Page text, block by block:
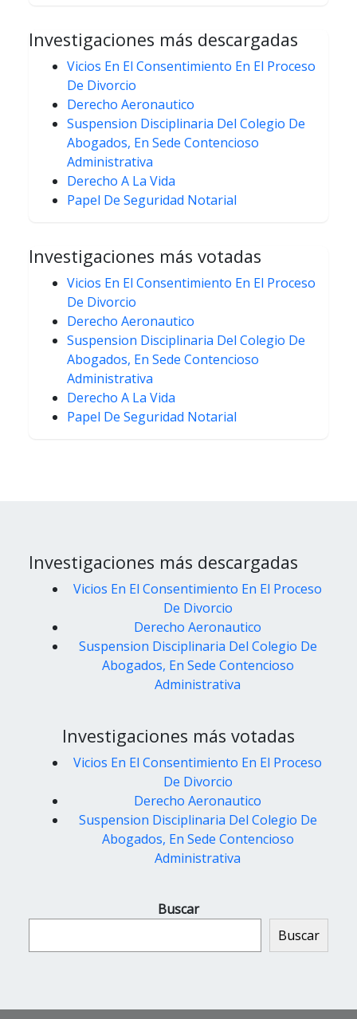
Investigaciones más descargadas
Vicios En El Consentimiento En El Proceso
De Divorcio
Derecho Aeronautico
Suspension Disciplinaria Del Colegio De
Abogados, En Sede Contencioso
Administrativa
Derecho A La Vida
Papel De Seguridad Notarial
Investigaciones más votadas
Vicios En El Consentimiento En El Proceso
De Divorcio
Derecho Aeronautico
Suspension Disciplinaria Del Colegio De
Abogados, En Sede Contencioso
Administrativa
Derecho A La Vida
Papel De Seguridad Notarial
Investigaciones más descargadas
Vicios En El Consentimiento En El Proceso
De Divorcio
Derecho Aeronautico
Suspension Disciplinaria Del Colegio De
Abogados, En Sede Contencioso
Administrativa
Investigaciones más votadas
Vicios En El Consentimiento En El Proceso
De Divorcio
Derecho Aeronautico
Suspension Disciplinaria Del Colegio De
Abogados, En Sede Contencioso
Administrativa
Buscar
Buscar